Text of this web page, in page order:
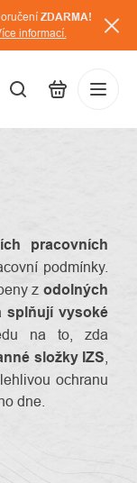
ZDARMA!
informací.
pracovních
podmínky.
z odolných
splňují vysoké
na to, zda
složky IZS
ochranu
dne.